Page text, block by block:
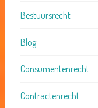
Bestuursrecht
Blog
Consumentenrecht
Contractenrecht